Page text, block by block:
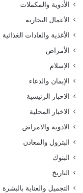
الأدوية والمكملات
الأعمال التجارية
الأغذية والعادات الغذائية
الأمراض
الإسلام
الإيمان والدعاء
الاخبار الرئيسية
الاخبار المحلية
الادوية والامراض
البترول والمعادن
البنوك
التاريخ
التجميل والعناية بالبشرة